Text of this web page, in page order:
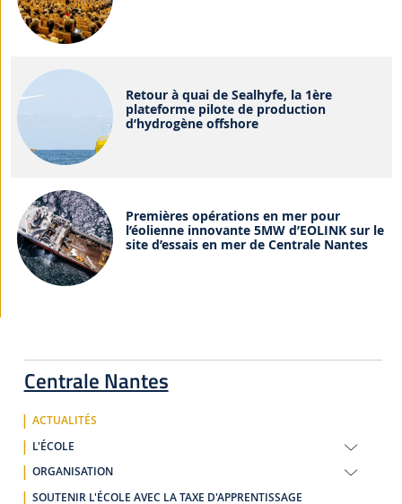
Centrale Nantes
ACTUALITÉS
L'ÉCOLE
ORGANISATION
SOUTENIR L'ÉCOLE AVEC LA TAXE D'APPRENTISSAGE
Retour à quai de Sealhyfe, la 1ère
plateforme pilote de production
d’hydrogène offshore
Premières opérations en mer pour
l’éolienne innovante 5MW d’EOLINK sur le
site d’essais en mer de Centrale Nantes